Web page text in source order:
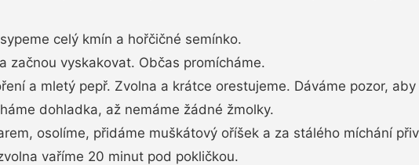
celý kmín a hořčičné semínko.
začnou vyskakovat. Občas promícháme.
a mletý pepř. Zvolna a krátce orestujeme. Dáváme pozor,
dohladka, až nemáme žádné žmolky.
osolíme, přidáme muškátový oříšek a za stálého míchání
vaříme 20 minut pod pokličkou.